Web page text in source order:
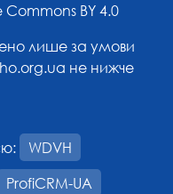
BY 4.0
лише за умови
не нижче
WDVH
ProfiCRM-UA